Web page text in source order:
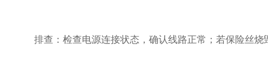
排查：检查电源连接状态，确认线路正常；若保险丝烧